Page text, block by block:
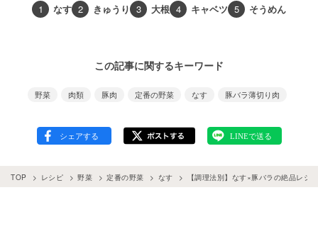
1 なす 2 きゅうり 3 大根 4 キャベツ 5 そうめん
この記事に関するキーワード
野菜 肉類 豚肉 定番の野菜 なす 豚バラ薄切り肉
TOP レシピ 野菜 定番の野菜 なす 【調理法別】なす×豚バラの絶品レ